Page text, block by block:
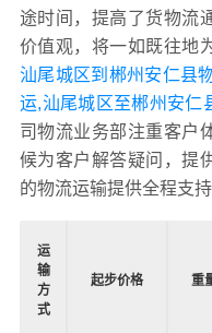
途时间，提高了货物流
价值观，将一如既往地
汕尾城区到郴州安仁县
运,汕尾城区至郴州安仁
司物流业务部注重客户
候为客户解答疑问，提
的物流运输提供全程支持
运
输
方
式
起步价格 重